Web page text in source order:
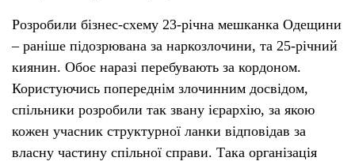
Розробили бізнес-схему 23-річна мешканка Одещини
– раніше підозрювана за наркозлочини, та 25-річний
киянин. Обоє наразі перебувають за кордоном.
Користуючись попереднім злочинним досвідом,
спільники розробили так звану ієрархію, за якою
кожен учасник структурної ланки відповідав за
власну частину спільної справи. Така організація